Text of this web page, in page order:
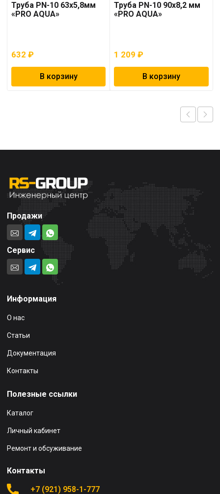
Труба PN-10 63х5,8мм
«PRO AQUA»
632 ₽
В корзину
Труба PN-10 90х8,2 мм
«PRO AQUA»
1 209₽
В корзину
Продажи
Сервис
Информация
О нас
Статьи
Документация
Контакты
Полезные ссылки
Каталог
Личный кабинет
Ремонт и обсуживание
Контакты
+7 (921) 958-1-777